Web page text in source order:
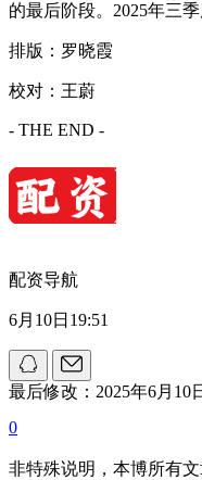
的最后阶段。2025年三
排版：罗晓霞‍‍‍‍‍‍‍‍‍
校对：王蔚
- THE END -
配资导航
6月10日19:51
最后修改：2025年6月10
0
非特殊说明，本博所有文